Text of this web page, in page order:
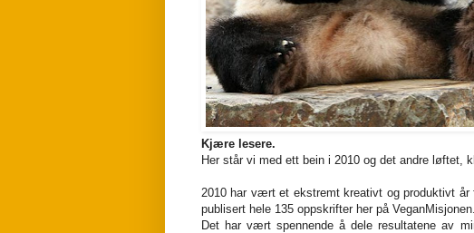
Kjære lesere.
Her står vi med ett bein i 2010 og det andre løftet,
2010 har vært et ekstremt kreativt og produktivt
publisert hele 135 oppskrifter her på VeganMisjonen.
Det har vært spennende å dele resultatene av